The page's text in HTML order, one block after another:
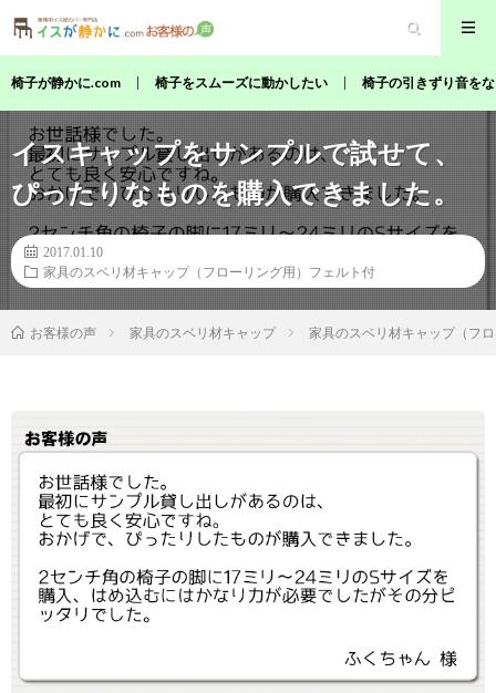
椅子が静かに.com 椅子をスムーズに動かしたい 椅子の引きずり音を
イスキャップをサンプルで試せて、
ぴったりなものを購入できました。
2017.01.10
家具のスベリ材キャップ（フローリング用）フェルト付
お客様の声 家具のスベリ材キャップ 家具のスベリ材キャップ（フ